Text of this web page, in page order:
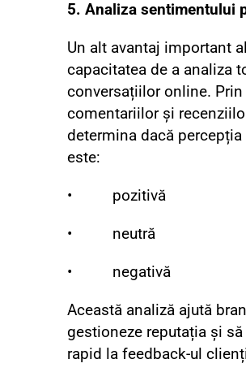
5. Analiza sentimentului
Un alt avantaj important
capacitatea de a analiza
conversațiilor online. Prin
comentariilor și
determina dacă
este:
• pozitivă
• neutră
• negativă
Această analiză ajută
gestioneze reputația și
rapid la feedback-ul